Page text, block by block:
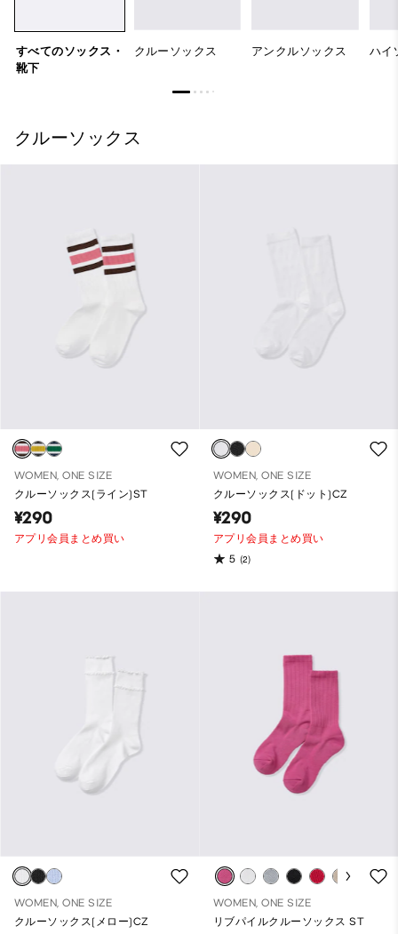
すべてのソックス・
靴下
クルーソックス アンクルソックス ハイ
クルーソックス
WOMEN, ONE SIZE
クルーソックス(ライン)ST
¥290
アプリ会員まとめ買い
WOMEN, ONE SIZE
クルーソックス(ドット)CZ
¥290
アプリ会員まとめ買い
5 (2)
WOMEN, ONE SIZE
クルーソックス(メロー)CZ
WOMEN, ONE SIZE
リブパイルクルーソックス ST